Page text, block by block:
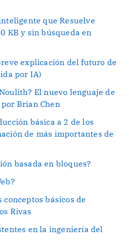
que Resuelve
KB y sin búsqueda en
explicación del futuro de
por IA)
El nuevo lenguaje de
Brian Chen
básica a 2 de los
de más importantes de
basada en bloques?
básicos de
Rivas
en la ingeniería del